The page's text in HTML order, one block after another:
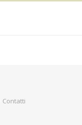
Contatti